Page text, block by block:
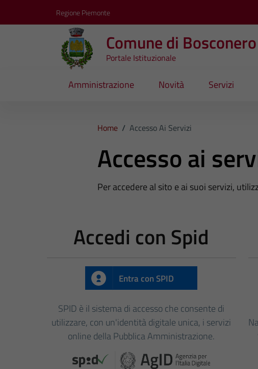
Regione Piemonte
Comune di Bosconero
Portale Istituzionale
Amministrazione Novità Servizi
Home / Accesso Ai Servizi
Accesso ai
Per accedere al sito e ai suoi servizi,
Accedi con Spid
Entra con SPID
SPID è il sistema di accesso che consente di
utilizzare, con un'identità digitale unica, i servizi
online della Pubblica Amministrazione.